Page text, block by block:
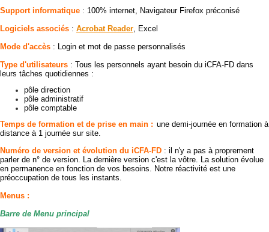
Support informatique : 100% internet, Navigateur Firefox préconisé
Logiciels associés : Acrobat Reader, Excel
Mode d'accès : Login et mot de passe personnalisés
Type d'utilisateurs : Tous les personnels ayant besoin du iCFA-FD dans
leurs tâches quotidiennes :
pôle direction
pôle administratif
pôle comptable
Temps de formation et de prise en main : une demi-journée en formation à
distance à 1 journée sur site.
Numéro de version et évolution du iCFA-FD : il n'y a pas à proprement
parler de n° de version. La dernière version c'est la vôtre. La solution évolue
en permanence en fonction de vos besoins. Notre réactivité est une
préoccupation de tous les instants.
Menus :
Barre de Menu principal